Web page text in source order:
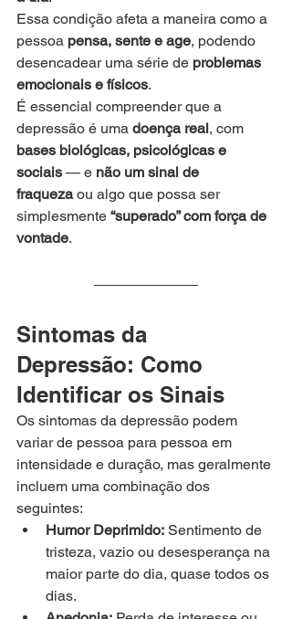
Essa condição afeta a maneira como a
pessoa pensa, sente e age, podendo
desencadear uma série de problemas
emocionais e físicos.
É essencial compreender que a
depressão é uma doença real, com
bases biológicas, psicológicas e
sociais — e não um sinal de
fraqueza ou algo que possa ser
simplesmente “superado” com força de
vontade.
Sintomas da
Depressão: Como
Identificar os Sinais
Os sintomas da depressão podem
variar de pessoa para pessoa em
intensidade e duração, mas geralmente
incluem uma combinação dos
seguintes:
Humor Deprimido: Sentimento de
tristeza, vazio ou desesperança na
maior parte do dia, quase todos os
dias.